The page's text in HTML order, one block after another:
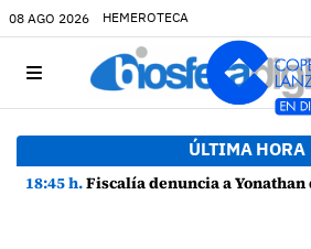
08 AGO 2026 HEMEROTECA
ÚLTIMA HORA
18:45 h.Fiscalía denuncia a Yonathan de León y a Echedey Eugenio